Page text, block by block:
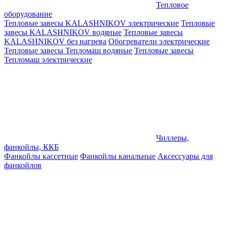
Тепловое
оборудование
Тепловые завесы KALASHNIKOV электрические Тепловые
завесы KALASHNIKOV водяные Тепловые завесы
KALASHNIKOV без нагрева Обогреватели электрические
Тепловые завесы Тепломаш водяные Тепловые завесы
Тепломаш электрические
Чиллеры,
фанкойлы, ККБ
Фанкойлы кассетные Фанкойлы канальные Аксессуары для
фанкойлов